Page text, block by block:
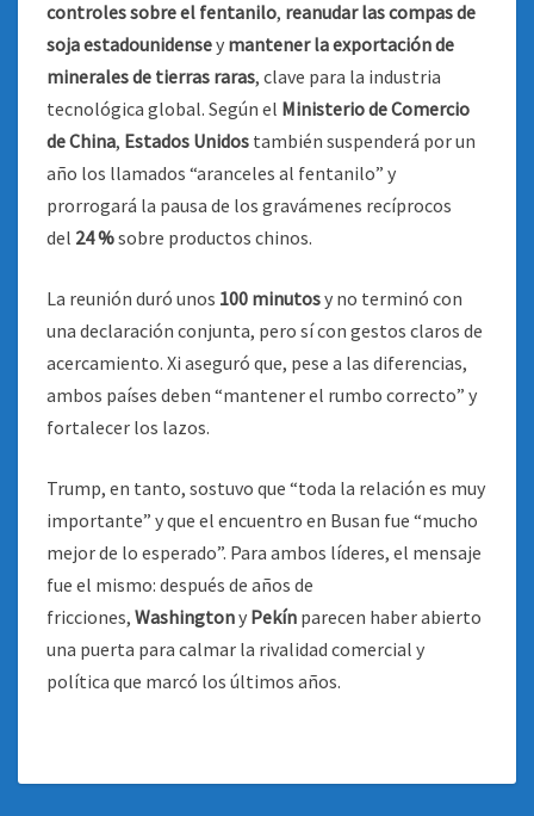
controles sobre el fentanilo, reanudar las compas de
soja estadounidensey mantener la exportación de
minerales de tierras raras, clave para la industria
tecnológica global. Según el Ministerio de Comercio
de China, Estados Unidos también suspenderá por un
año los llamados “aranceles al fentanilo” y
prorrogará la pausa de los gravámenes recíprocos
del 24 %sobre productos chinos.
La reunión duró unos 100 minutosy no terminó con
una declaración conjunta, pero sí con gestos claros de
acercamiento. Xi aseguró que, pese a las diferencias,
ambos países deben “mantener el rumbo correcto” y
fortalecer los lazos.
Trump, en tanto, sostuvo que “toda la relación es muy
importante” y que el encuentro en Busan fue “mucho
mejor de lo esperado”. Para ambos líderes, el mensaje
fue el mismo: después de años de
fricciones, Washingtony Pekín parecen haber abierto
una puerta para calmar la rivalidad comercial y
política que marcó los últimos años.